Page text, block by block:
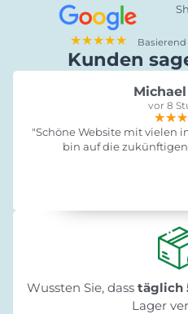
★★★★★
Kunden
vor 8
"Schöne Website mit vielen
bin auf die
Wussten Sie, dass täglich
Lager